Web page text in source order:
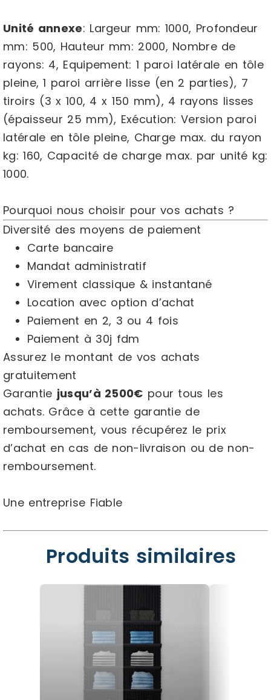
Unité annexe: Largeur mm: 1000, Profondeur
mm: 500, Hauteur mm: 2000, Nombre de
rayons: 4, Equipement: 1 paroi latérale en tôle
pleine, 1 paroi arrière lisse (en 2 parties), 7
tiroirs (3 x 100, 4 x 150 mm), 4 rayons lisses
(épaisseur 25 mm), Exécution: Version paroi
latérale en tôle pleine, Charge max. du rayon
kg: 160, Capacité de charge max. par unité kg:
1000.
Pourquoi nous choisir pour vos achats ?
Diversité des moyens de paiement
Carte bancaire
Mandat administratif
Virement classique & instantané
Location avec option d’achat
Paiement en 2, 3 ou 4 fois
Paiement à 30j fdm
Assurez le montant de vos achats
gratuitement
Garantie jusqu’à 2500€ pour tous les
achats. Grâce à cette garantie de
remboursement, vous récupérez le prix
d’achat en cas de non-livraison ou de non-
remboursement.
Une entreprise Fiable
Produits similaires